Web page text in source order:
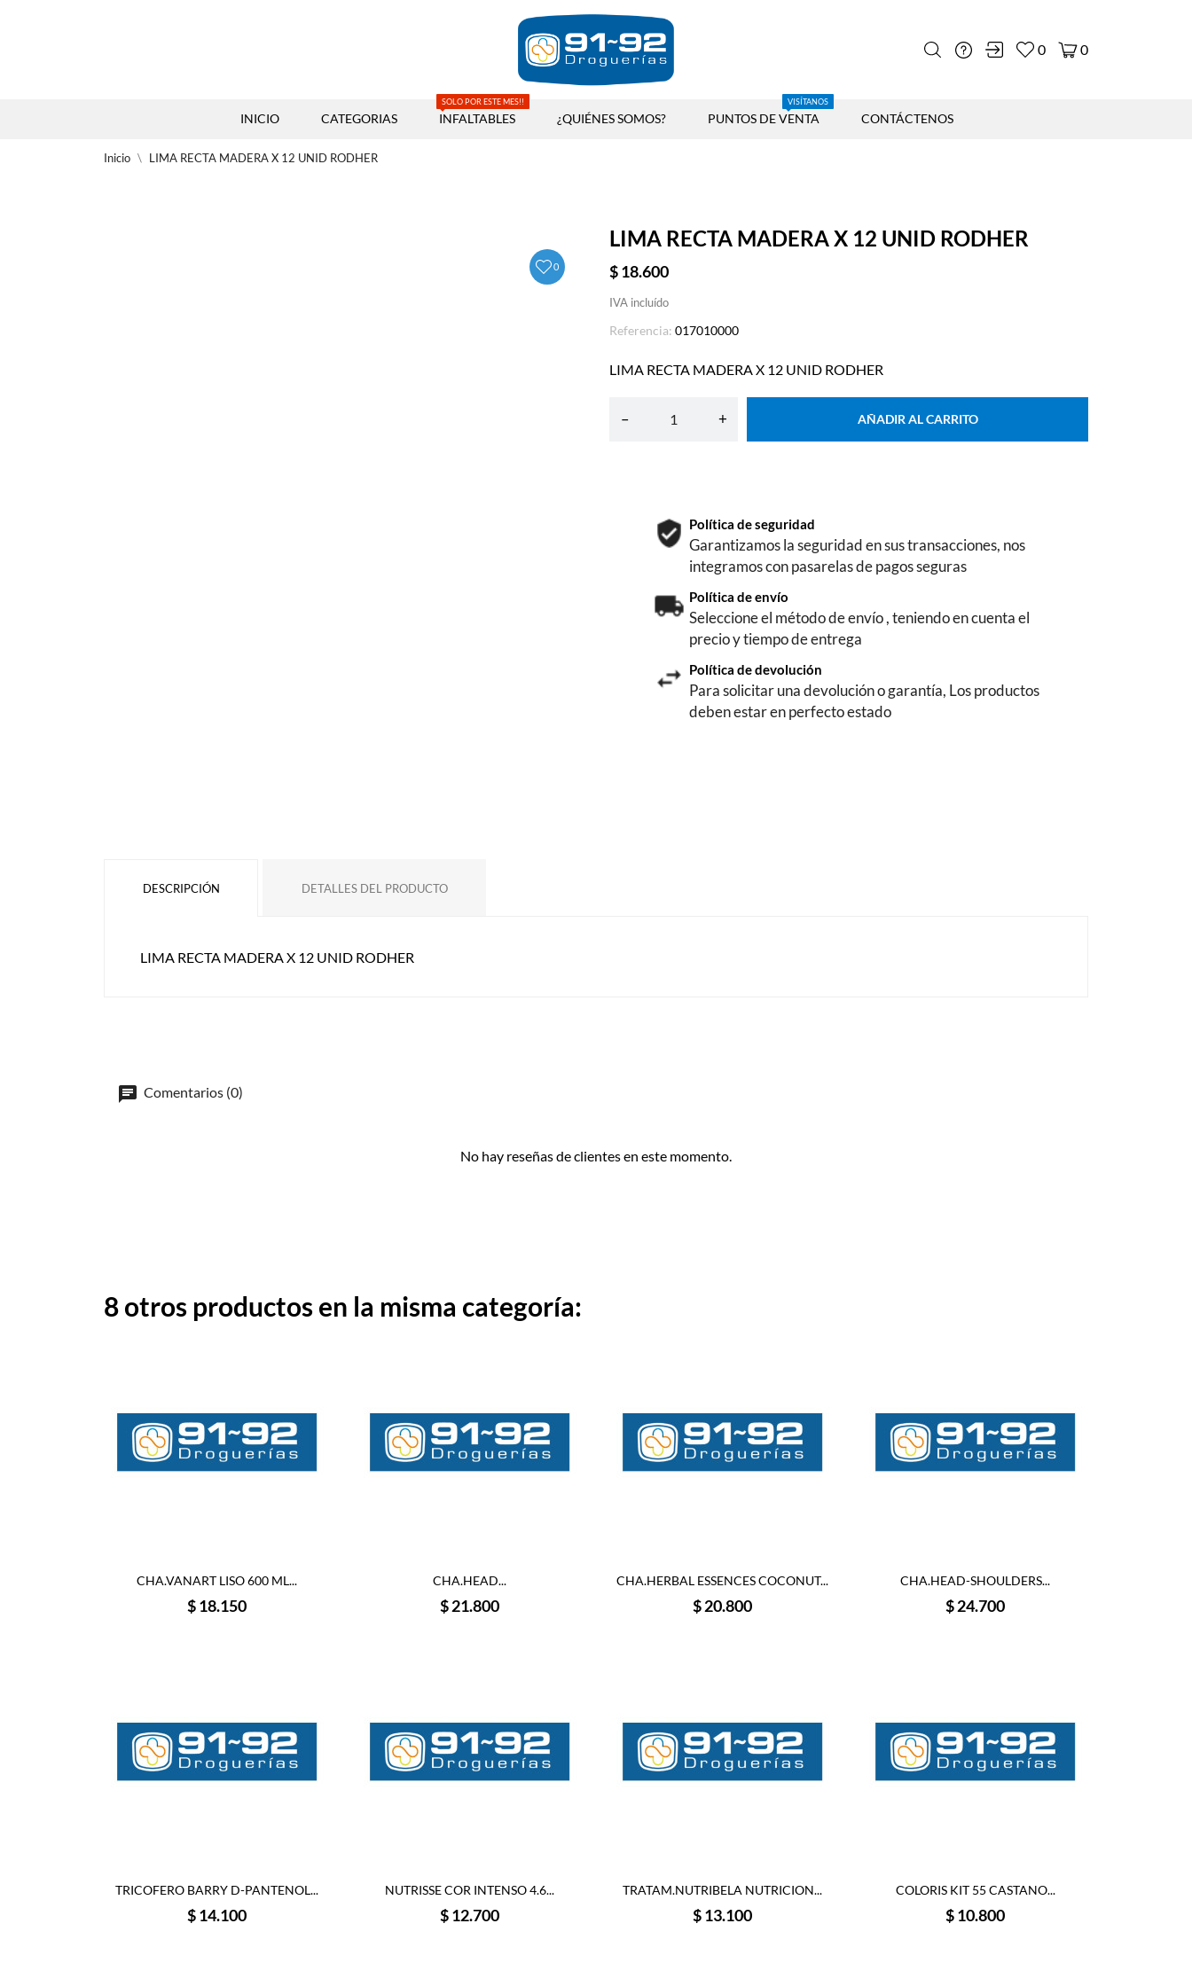
0 0
INICIO CATEGORIAS INFALTABLES
SOLO POR ESTE MES!!
¿QUIÉNES SOMOS? PUNTOS DE VENTA
VISÍTANOS
CONTÁCTENOS
Inicio LIMA RECTA MADERA X 12 UNID RODHER
0
LIMA RECTA MADERA X 12 UNID RODHER
$ 18.600
IVA incluído
Referencia: 017010000
LIMA RECTA MADERA X 12 UNID RODHER
– + AÑADIR AL CARRITO
Política de seguridad
Garantizamos la seguridad en sus transacciones, nos
integramos con pasarelas de pagos seguras
Política de envío
Seleccione el método de envío , teniendo en cuenta el
precio y tiempo de entrega
Política de devolución
Para solicitar una devolución o garantía, Los productos
deben estar en perfecto estado
DESCRIPCIÓN DETALLES DEL PRODUCTO
LIMA RECTA MADERA X 12 UNID RODHER
Comentarios (0)
No hay reseñas de clientes en este momento.
8 otros productos en la misma categoría:
CHA.VANART LISO 600 ML...
Precio
$ 18.150
CHA.HEAD...
Precio
$ 21.800
CHA.HERBAL ESSENCES COCONUT...
Precio
$ 20.800
CHA.HEAD-SHOULDERS...
Precio
$ 24.700
TRICOFERO BARRY D-PANTENOL...
Precio
$ 14.100
NUTRISSE COR INTENSO 4.6...
Precio
$ 12.700
TRATAM.NUTRIBELA NUTRICION...
Precio
$ 13.100
COLORIS KIT 55 CASTANO...
Precio
$ 10.800